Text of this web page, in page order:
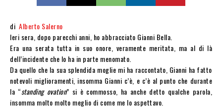
di Alberto Salerno
Ieri sera, dopo parecchi anni, ho abbracciato Gianni Bella.
Era una serata tutta in suo onore, veramente meritata, ma al di là
dell’incidente che lo ha in parte menomato.
Da quello che la sua splendida moglie mi ha raccontato, Gianni ha fatto
notevoli miglioramenti, insomma Gianni c’è, e c’è al punto che durante
la “standing ovation” si è commosso, ha anche detto qualche parola,
insomma molto molto meglio di come me lo aspettavo.